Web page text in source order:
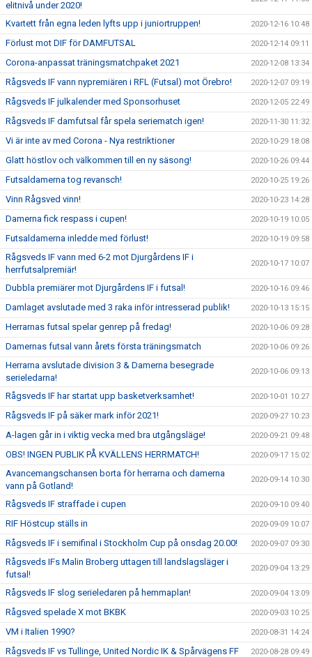
elitnivå under 2020!
Kvartett från egna leden lyfts upp i juniortruppen! 2020-12-16 10:48
Förlust mot DIF för DAMFUTSAL 2020-12-14 09:11
Corona-anpassat träningsmatchpaket 2021 2020-12-08 13:34
Rågsveds IF vann nypremiären i RFL (Futsal) mot Örebro! 2020-12-07 09:19
Rågsveds IF julkalender med Sponsorhuset 2020-12-05 22:49
Rågsveds IF damfutsal får spela seriematch igen! 2020-11-30 11:32
Vi är inte av med Corona - Nya restriktioner 2020-10-29 18:08
Glatt höstlov och välkommen till en ny säsong! 2020-10-26 09:44
Futsaldamerna tog revansch! 2020-10-25 19:26
Vinn Rågsved vinn! 2020-10-23 14:28
Damerna fick respass i cupen! 2020-10-19 10:05
Futsaldamerna inledde med förlust! 2020-10-19 09:58
Rågsveds IF vann med 6-2 mot Djurgårdens IF i
herrfutsalpremiär!
2020-10-17 10:07
Dubbla premiärer mot Djurgårdens IF i futsal! 2020-10-16 09:46
Damlaget avslutade med 3 raka inför intresserad publik! 2020-10-13 15:15
Herrarnas futsal spelar genrep på fredag! 2020-10-06 09:28
Damernas futsal vann årets första träningsmatch 2020-10-06 09:26
Herrarna avslutade division 3 & Damerna besegrade
serieledarna!
2020-10-06 09:13
Rågsveds IF har startat upp basketverksamhet! 2020-10-01 10:27
Rågsveds IF på säker mark inför 2021! 2020-09-27 10:23
A-lagen går in i viktig vecka med bra utgångsläge! 2020-09-21 09:48
OBS! INGEN PUBLIK PÅ KVÄLLENS HERRMATCH! 2020-09-17 15:02
Avancemangschansen borta för herrarna och damerna
vann på Gotland!
2020-09-14 10:30
Rågsveds IF straffade i cupen 2020-09-10 09:40
RIF Höstcup ställs in 2020-09-09 10:07
Rågsveds IF i semifinal i Stockholm Cup på onsdag 20.00! 2020-09-07 09:30
Rågsveds IFs Malin Broberg uttagen till landslagsläger i
futsal!
2020-09-04 13:29
Rågsveds IF slog serieledaren på hemmaplan! 2020-09-04 13:09
Rågsved spelade X mot BKBK 2020-09-03 10:25
VM i Italien 1990? 2020-08-31 14:24
Rågsveds IF vs Tullinge, United Nordic IK & Spårvägens FF 2020-08-28 09:49